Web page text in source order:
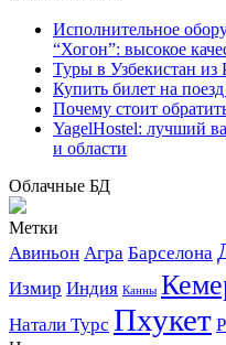
Исполнительное
“Хогон”: высокое
Туры в Узбекистан из
Купить билет на
Почему стоит
YagelHostel: лучший
и области
Облачные БД
Метки
Авиньон Агра Барселона
Измир Индия Канны
Натали Турс Пхукет